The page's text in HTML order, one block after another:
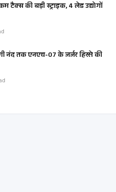
टैक्स की बड़ी स्ट्राइक, 4 लेड उद्योगों
नंद तक एनएच-07 के जर्जर हिस्से की